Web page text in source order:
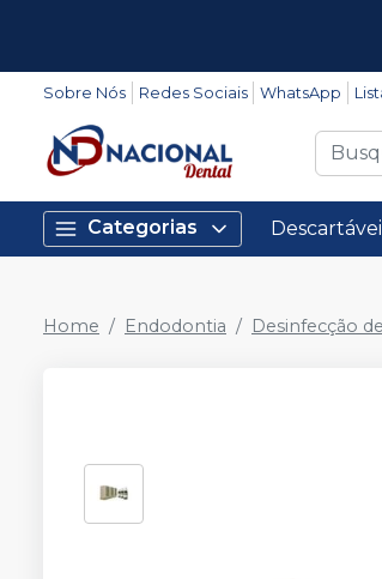
Sobre Nós Redes Sociais WhatsApp
Categorias
Home Endodontia Desinfecção